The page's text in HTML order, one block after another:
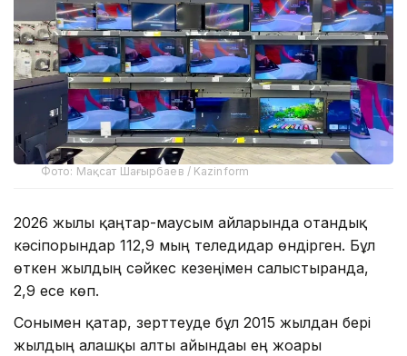
Фото: Мақсат Шағырбаев / Kazinform
2026 жылы қаңтар-маусым айларында отандық
кәсіпорындар 112,9 мың теледидар өндірген. Бұл
өткен жылдың сәйкес кезеңімен салыстырғанда,
2,9 есе көп.
Сонымен қатар, зерттеуде бұл 2015 жылдан бері
жылдың алғашқы алты айындағы ең жоғары